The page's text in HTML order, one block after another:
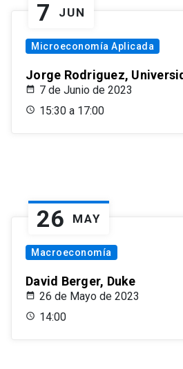
7 JUN
Microeconomía Aplicada
Jorge Rodriguez,
7 de Junio de 2023
15:30 a 17:00
26 MAY
Macroeconomía
David Berger, Duke
26 de Mayo de 2023
14:00